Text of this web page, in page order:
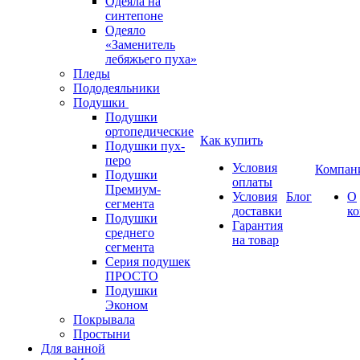
синтепоне
Одеяло
«Заменитель
лебяжьего пуха»
Пледы
Пододеяльники
Подушки
Подушки
ортопедические
Подушки пух-
перо
Подушки
Премиум-
сегмента
Подушки
среднего
сегмента
Серия подушек
ПРОСТО
Подушки
Эконом
Покрывала
Простыни
Для ванной
Как купить
Условия
оплаты
Условия
доставки
Гарантия
на товар
Блог
О